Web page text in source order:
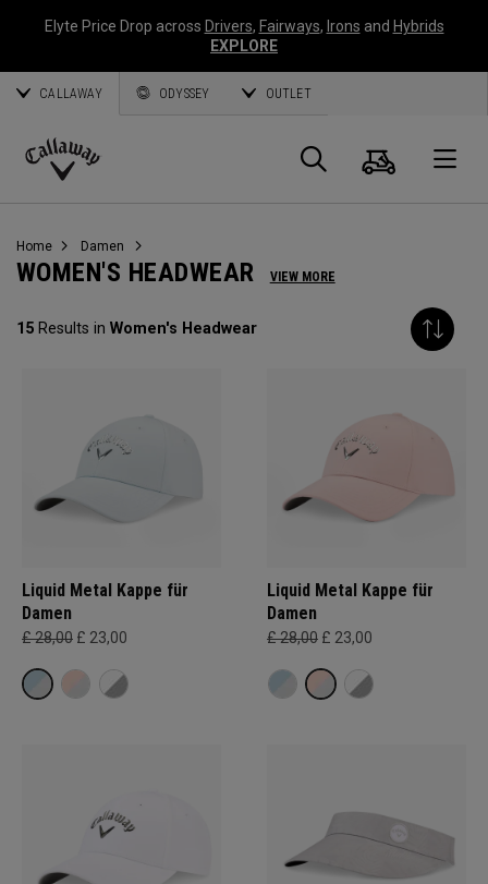
Elyte Price Drop across Drivers, Fairways, Irons and Hybrids
EXPLORE
CALLAWAY ODYSSEY OUTLET
Callaway
Suche
Home Damen
WOMEN'S HEADWEAR VIEW MORE
15 Results in Women's Headwear
Liquid Metal Kappe für
Damen
£ 28,00 £ 23,00
Liquid Metal Kappe für
Damen
£ 28,00 £ 23,00